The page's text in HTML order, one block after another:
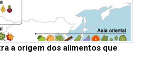
a origem dos alimentos que